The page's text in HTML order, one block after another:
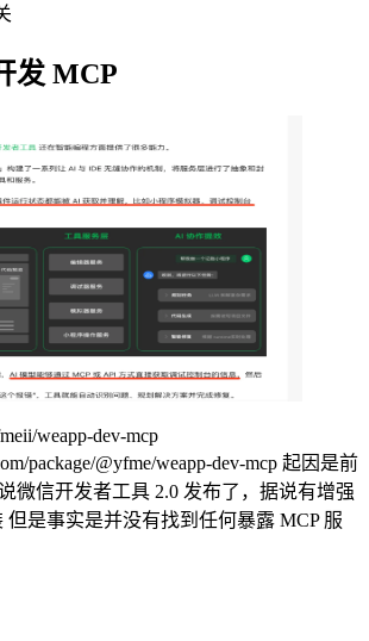
发 MCP
weapp-dev-mcp
package/@yfme/weapp-dev-mcp 起因是前
微信开发者工具 2.0 发布了，据说有增强
是事实是并没有找到任何暴露 MCP 服